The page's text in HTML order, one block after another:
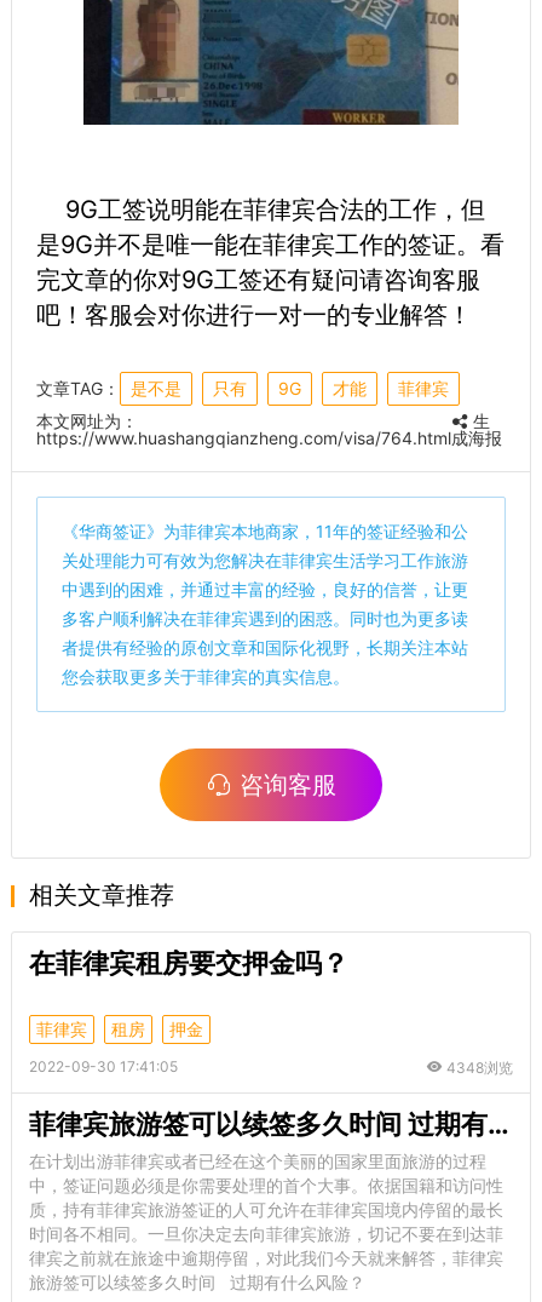
9G工签说明能在菲律宾合法的工作，但
是9G并不是唯一能在菲律宾工作的签证。看
完文章的你对9G工签还有疑问请咨询客服
吧！客服会对你进行一对一的专业解答！
文章TAG： 是不是 只有 9G 才能
菲律宾
本文网址为：
https://www.huashangqianzheng.com/visa/764.html
生
成海报
《华商签证》为菲律宾本地商家，11年的签证经验和公
关处理能力可有效为您解决在菲律宾生活学习工作旅游
中遇到的困难，并通过丰富的经验，良好的信誉，让更
多客户顺利解决在菲律宾遇到的困惑。同时也为更多读
者提供有经验的原创文章和国际化视野，长期关注本站
您会获取更多关于菲律宾的真实信息。
咨询客服
相关文章推荐
在菲律宾租房要交押金吗？
菲律宾 租房 押金
2022-09-30 17:41:05 4348浏览
菲律宾旅游签可以续签多久时间 过期有什么风险
在计划出游菲律宾或者已经在这个美丽的国家里面旅游的过程
中，签证问题必须是你需要处理的首个大事。依据国籍和访问性
质，持有菲律宾旅游签证的人可允许在菲律宾国境内停留的最长
时间各不相同。一旦你决定去向菲律宾旅游，切记不要在到达菲
律宾之前就在旅途中逾期停留，对此我们今天就来解答，菲律宾
旅游签可以续签多久时间 过期有什么风险？